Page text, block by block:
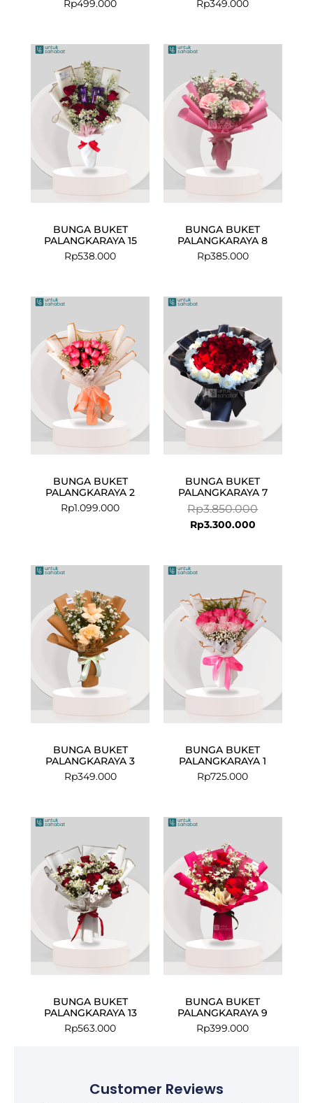
Rp499.000 Rp349.000
BUNGA BUKET
PALANGKARAYA 15
Rp538.000
BUNGA BUKET
PALANGKARAYA 8
Rp385.000
BUNGA BUKET
PALANGKARAYA 2
Rp1.099.000
BUNGA BUKET
PALANGKARAYA 7
Rp3.850.000
was:
Rp3.300.000
is:
BUNGA BUKET
PALANGKARAYA 3
Rp349.000
BUNGA BUKET
PALANGKARAYA 1
Rp725.000
BUNGA BUKET
PALANGKARAYA 13
Rp563.000
BUNGA BUKET
PALANGKARAYA 9
Rp399.000
Customer Reviews